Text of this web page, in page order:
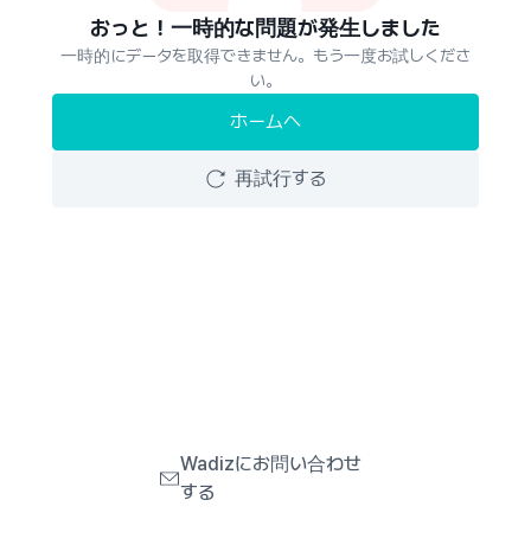
おっと！一時的な問題が発生しました
一時的にデータを取得できません。もう一度お試しくださ
い。
ホームへ
再試行する
Wadizにお問い合わせ
する